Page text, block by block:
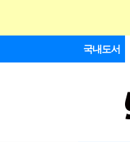
국내도서